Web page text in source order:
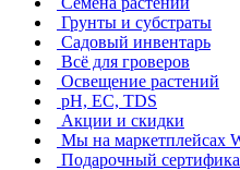
Грунты и субстраты
Садовый инвентарь
Всё для гроверов
Освещение растений
pH, EC, TDS
Акции и скидки
Мы на маркетплейсах
Подарочный